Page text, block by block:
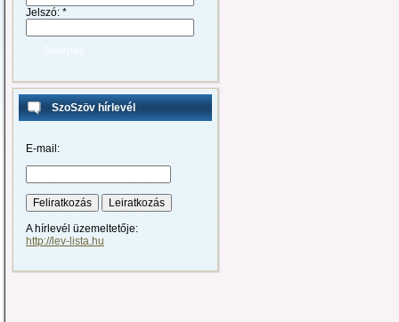
Jelszó: *
SzoSzöv hírlevél
E-mail:
A hírlevél üzemeltetője:
http://lev-lista.hu